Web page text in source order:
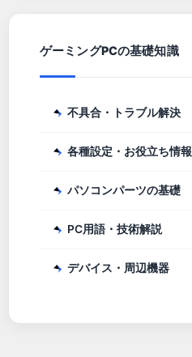
ゲーミングPCの基礎知識
不具合・トラブル解決
各種設定・お役立ち情報
パソコンパーツの基礎
PC用語・技術解説
デバイス・周辺機器